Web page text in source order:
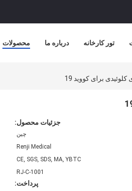
محصولات درباره ما تور کارخانه
برای کووید 19
جزئیات محصول:
چین
Renji Medical
CE, SGS, SDS, MA, YBTC
RJ-C-1001
پرداخت: